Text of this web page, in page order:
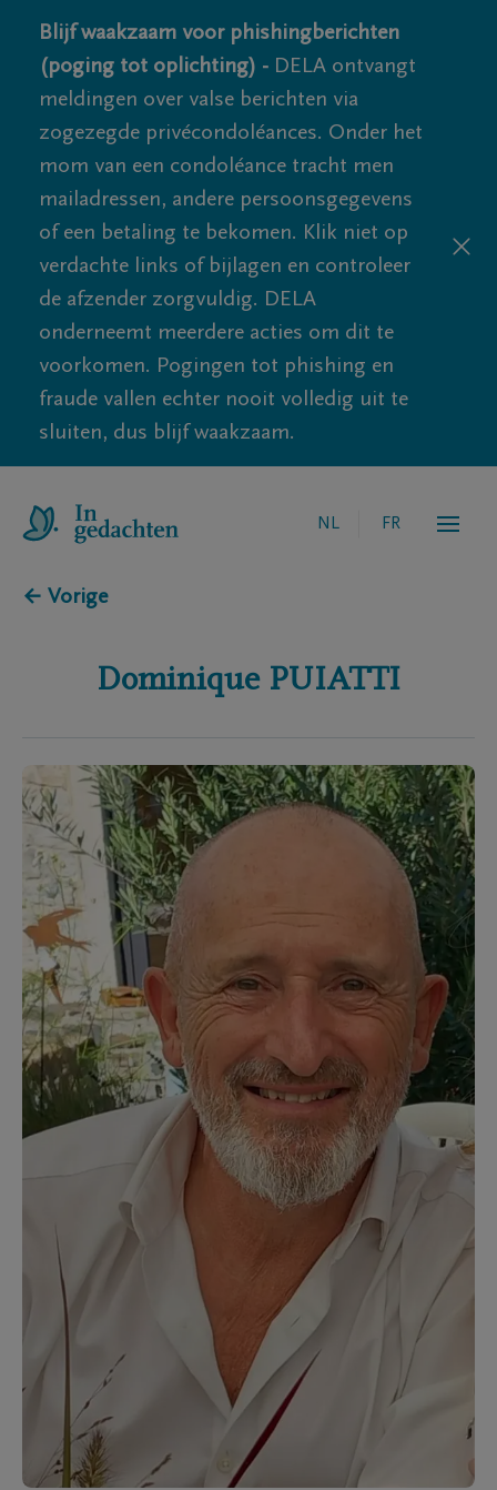
Blijf waakzaam voor phishingberichten
(poging tot oplichting) - DELA ontvangt
meldingen over valse berichten via
zogezegde privécondoléances. Onder het
mom van een condoléance tracht men
mailadressen, andere persoonsgegevens
of een betaling te bekomen. Klik niet op
verdachte links of bijlagen en controleer
de afzender zorgvuldig. DELA
onderneemt meerdere acties om dit te
voorkomen. Pogingen tot phishing en
fraude vallen echter nooit volledig uit te
sluiten, dus blijf waakzaam.
NL FR
← Vorige
Dominique PUIATTI